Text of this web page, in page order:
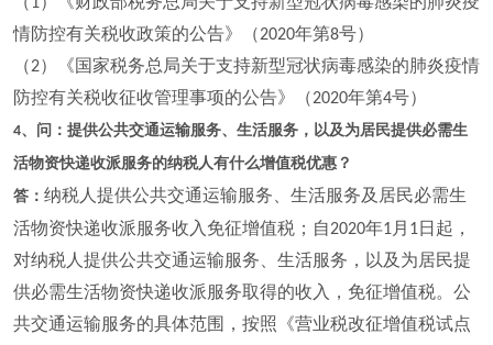
情防控有关税收政策的公告》（2020年第8号）
（2）《国家税务总局关于支持新型冠状病毒感染的肺炎疫情
防控有关税收征收管理事项的公告》（2020年第4号）
4、问：提供公共交通运输服务、生活服务，以及为居民提供必需生
活物资快递收派服务的纳税人有什么增值税优惠？
答： 纳税人提供公共交通运输服务、生活服务及居民必需生
活物资快递收派服务收入免征增值税；自2020年1月 1日起，
对纳税人提供公共交通运输服务、生活服务，以及为居民提
供必需生活物资快递收派服务取得的收入，免征增值税。公
共交通运输服务的具体范围，按照《营业税改征增值税试点